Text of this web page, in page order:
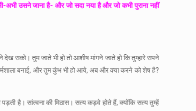
उसने जाना है- और जो सदा नया है और जो कभी पुराना नहीं
देख सको। तुम जाते भी हो तो आशीष मांगने जाते हो कि तुम्हारे सपने
बनाई, और तुम कुंभ भी हो आये, अब और क्या करने को शेष है?
है। सांत्वना की मिठास। सत्य कड़वे होते हैं, क्योंकि सत्य तुम्हें